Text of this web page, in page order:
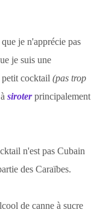
je n'apprécie pas
je suis une
petit cocktail (pas trop
siroterprincipalement
n'est pas Cubain
des Caraïbes.
de canne à sucre